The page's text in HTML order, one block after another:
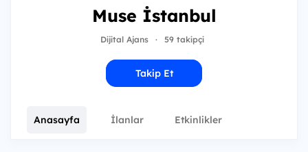
Muse İstanbul
Dijital Ajans · 59 takipçi
Takip Et
Anasayfa İlanlar Etkinlikler